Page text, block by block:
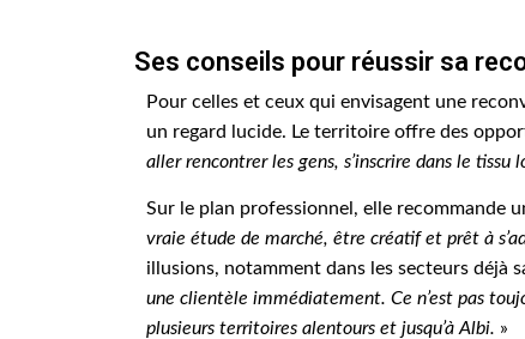
Ses conseils pour réussir sa
Pour celles et ceux qui envisagent une
un regard lucide. Le territoire offre des
aller rencontrer les gens, s’inscrire dans le tissu
Sur le plan professionnel, elle recommande
vraie étude de marché, être créatif et prêt à
illusions, notamment dans les secteurs déjà
une clientèle immédiatement. Ce n’est pas
plusieurs territoires alentours et jusqu’à Albi. »